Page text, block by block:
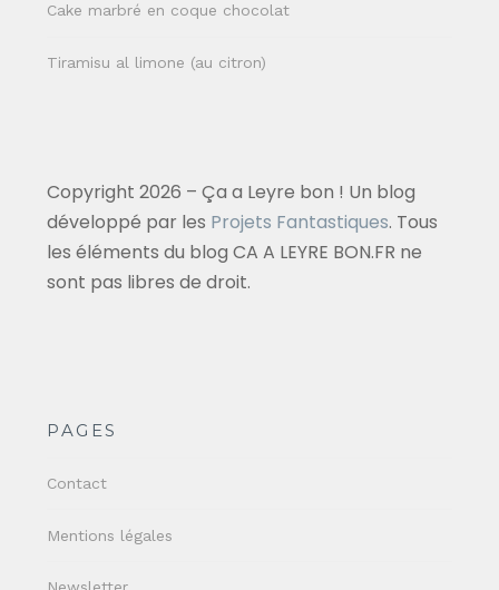
Cake marbré en coque chocolat
Tiramisu al limone (au citron)
Copyright 2026 – Ça a Leyre bon ! Un blog
développé par les Projets Fantastiques. Tous
les éléments du blog CA A LEYRE BON.FR ne
sont pas libres de droit.
PAGES
Contact
Mentions légales